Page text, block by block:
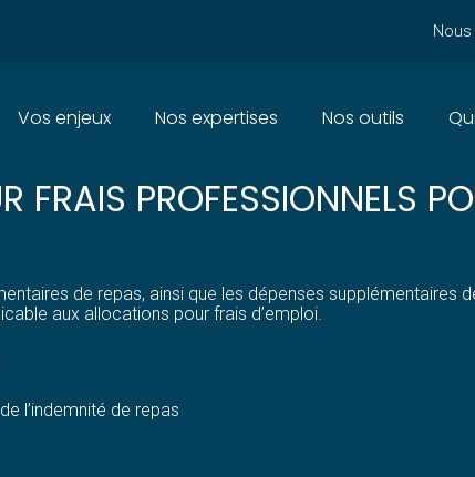
Nous
Principal
Vos enjeux Nos expertises Nos outils
LE REVENU APPLICABLE
FRAIS PROFESSIONNELS
de repas, ainsi que les dépenses supplémentaires
aux allocations pour frais d’emploi.
l’indemnité de repas